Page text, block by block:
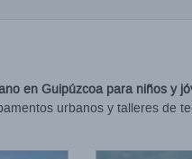
en Guipúzcoa para niños y
urbanos y talleres de